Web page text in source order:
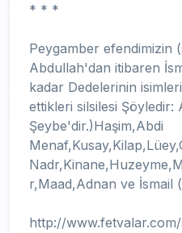
* * *
Peygamber efendimizin
Abdullah'dan itibaren
kadar Dedelerinin
ettikleri silsilesi Şöyledir:
Şeybe'dir.)Haşim,Abdi
r,Maad,Adnan ve İsmail
http://